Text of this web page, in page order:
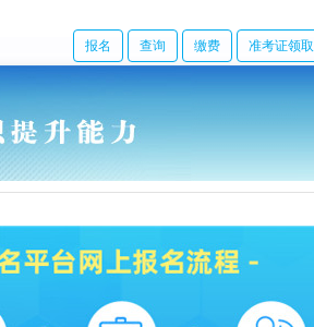
报名 查询 缴费 准考证领取